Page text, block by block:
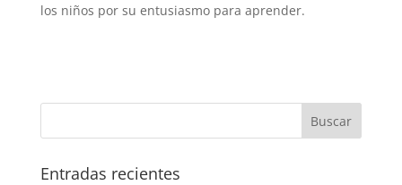
los niños por su entusiasmo para aprender.
Entradas recientes